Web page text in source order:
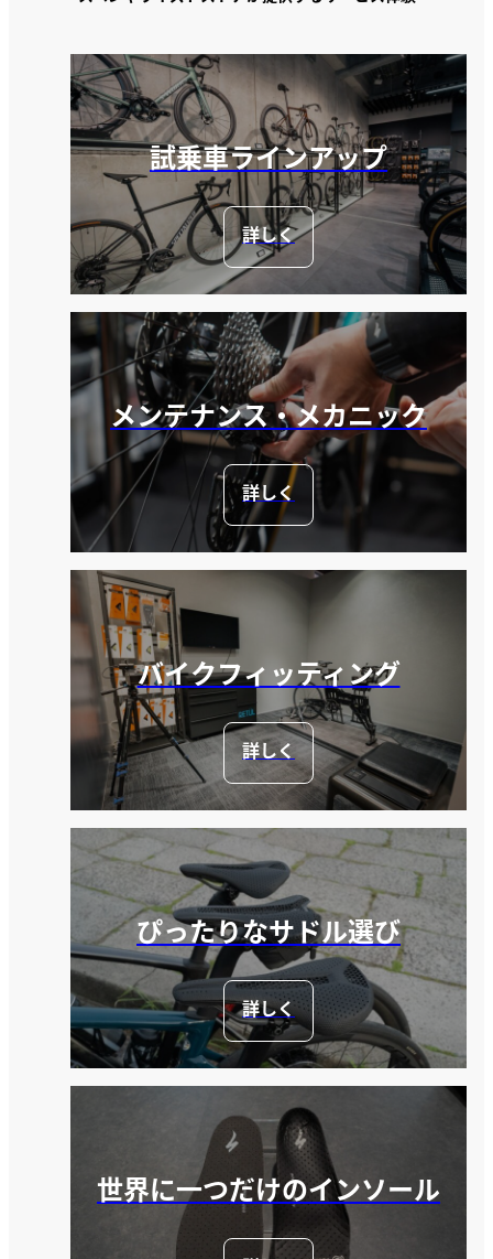
試乗車ラインアップ
詳しく
メンテナンス・メカニック
詳しく
バイクフィッティング
詳しく
ぴったりなサドル選び
詳しく
世界に一つだけのインソール